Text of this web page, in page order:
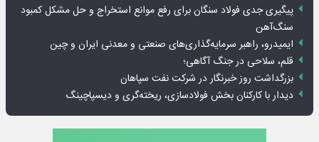
پیگیری جدی فولاد سنگان برای رفع موانع استخراج و حل مشکل کمبود
سنگ‌آهن
ایمیدرو، راهبر سرمایه‌گذاری‌های صنعتی و معدنی ایران و چین
قلم، سلاحی در جنگ آگاهی؛
بزرگداشت روز خبرنگار در شرکت نفت سپاهان
دیدار با کارکنان بخش فولادسازی، ریخته‌گری و دیسپاچینگ